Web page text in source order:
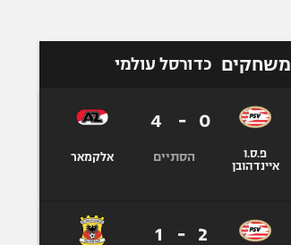
משחקים כדורסל עולמי
פ.ס.ו
איינדהובן
0
-
4
הסתיים אלקמאר
2
-
1